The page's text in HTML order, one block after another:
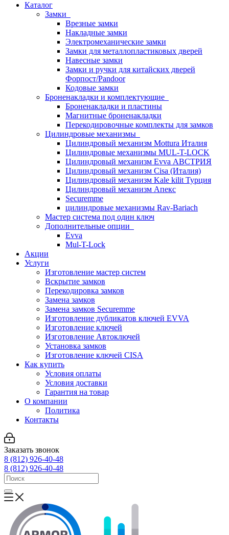
Каталог
Замки
Врезные замки
Накладные замки
Электромеханические замки
Замки для металлопластиковых дверей
Навесные замки
Замки и ручки для китайских дверей
Форпост/Раndoor
Кодовые замки
Броненакладки и комплектующие
Броненакладки и пластины
Магнитные броненакладки
Перекодировочные комплекты для замков
Цилиндровые механизмы
Цилиндровый механизм Mottura Италия
Цилиндровые механизмы MUL-T-LOCK
Цилиндровый механизм Evva АВСТРИЯ
Цилиндровый механизм Cisa (Италия)
Цилиндровый механизм Kale kilit Турция
Цилиндровый механизм Апекс
Securemme
цилиндровые механизмы Rav-Bariach
Мастер система под один ключ
Дополнительные опции
Evva
Mul-T-Lock
Акции
Услуги
Изготовление мастер систем
Вскрытие замков
Перекодировка замков
Замена замков
Замена замков Securemme
Изготовление дубликатов ключей EVVA
Изготовление ключей
Изготовление Автоключей
Установка замков
Изготовление ключей CISA
Как купить
Условия оплаты
Условия доставки
Гарантия на товар
О компании
Политика
Контакты
Заказать звонок
8 (812) 926-40-48
8 (812) 926-40-48